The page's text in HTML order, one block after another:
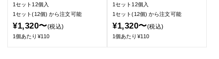
1セット12個入
1セット(12個)から注文可能
¥1,320〜(税込)
1個あたり¥110
1セット12個入
1セット(12個)から注文可能
¥1,320〜(税込)
1個あたり¥110